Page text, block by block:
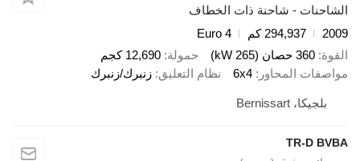
الشاحنات - شاحنة ذات الخطاف
2009
294,937 كم
Euro 4
القوة 360 حصان (265 kW) حمولة 12,690 كجم
مواصفات المحاور
6x4 نظام التعليق زنبرك/زنبرك
بلجيكا، Bernissart
TR-D BVBA